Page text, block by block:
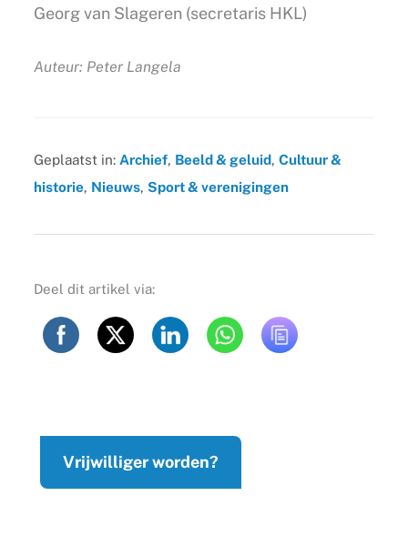
Georg van Slageren (secretaris HKL)
Auteur: Peter Langela
Geplaatst in: Archief, Beeld & geluid, Cultuur &
historie, Nieuws, Sport & verenigingen
Deel dit artikel via:
Vrijwilliger worden?